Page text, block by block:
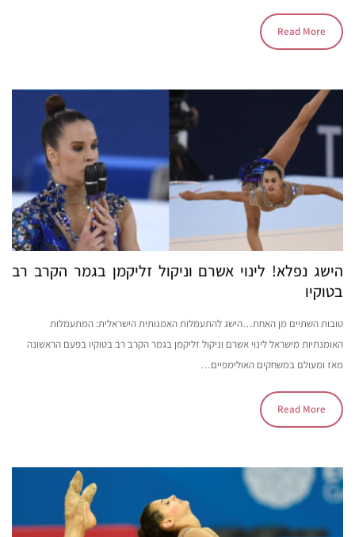
Read More
הישג נפלא! לינוי אשרם וניקול זליקמן בגמר הקרב רב
בטוקיו
טובות השתיים מן האחת…הישג להתעמלות האמנותית הישראלית: המתעמלות
האומנתיות מישראל לינוי אשרם וניקול זליקמן בגמר הקרב רב בטוקיו בפעם הראשונה
מאז ומעולם במשחקים האולימפיים…
Read More